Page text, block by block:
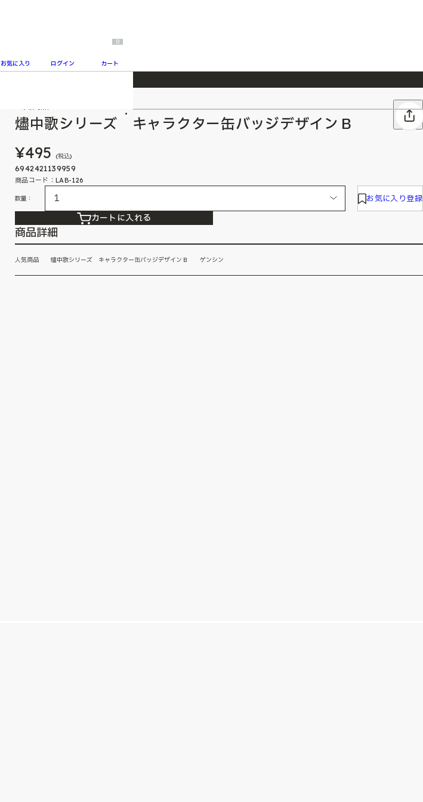
2026/7/23 『ONE PIECE magazine 021 ONE PIECEカード付き同梱版』発売延期のご案内
お気に入り ログイン
0
カート
燼中歌シリーズ キャラクター缶バッジデザインＢ
¥495 (税込)
6942421139959
商品コード：LAB-126
数量： お気に入り登録
カートに入れる
商品詳細
人気商品 燼中歌シリーズ キャラクター缶バッジデザインＢ ゲンシン